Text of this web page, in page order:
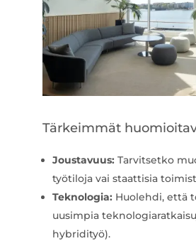
Tärkeimmät
Joustavuus: Tarvitsetko
työtiloja vai staattisia
Teknologia: Huolehdi, että
uusimpia
hybridityö).